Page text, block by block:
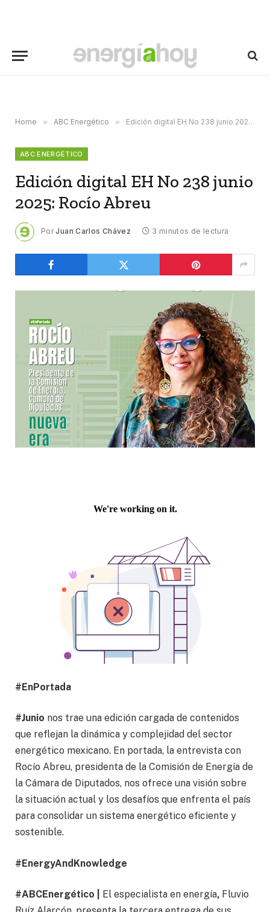
Home » ABC Energético » Edición digital EH No 238 junio 2025: Rocío Abreu
ABC ENERGÉTICO
Edición digital EH No 238 junio
2025: Rocío Abreu
Por Juan Carlos Chávez 3 minutos de lectura
#EnPortada
#Junio nos trae una edición cargada de contenidos
que reflejan la dinámica y complejidad del sector
energético mexicano. En portada, la entrevista con
Rocío Abreu, presidenta de la Comisión de Energía de
la Cámara de Diputados, nos ofrece una visión sobre
la situación actual y los desafíos que enfrenta el país
para consolidar un sistema energético eficiente y
sostenible.
#EnergyAndKnowledge
#ABCEnergético | El especialista en energía, Fluvio